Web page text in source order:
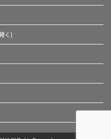
く)